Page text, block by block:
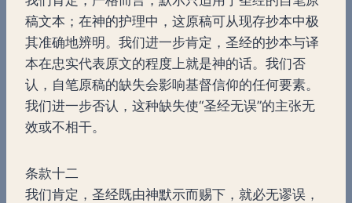
稿文本；在神的护理中，这原稿可从现存抄本中极
其准确地辨明。我们进一步肯定，圣经的抄本与译
本在忠实代表原文的程度上就是神的话。我们否
认，自笔原稿的缺失会影响基督信仰的任何要素。
我们进一步否认，这种缺失使“圣经无误”的主张无
效或不相干。
条款十二
我们肯定，圣经既由神默示而赐下，就必无谬误，